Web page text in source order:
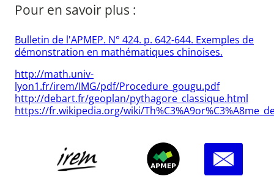
Pour en savoir plus :
Bulletin de l'APMEP. N° 424. p. 642-644. Exemples de
démonstration en mathématiques chinoises.
http://math.univ-
lyon1.fr/irem/IMG/pdf/Procedure_gougu.pdf
http://debart.fr/geoplan/pythagore_classique.html
https://fr.wikipedia.org/wiki/